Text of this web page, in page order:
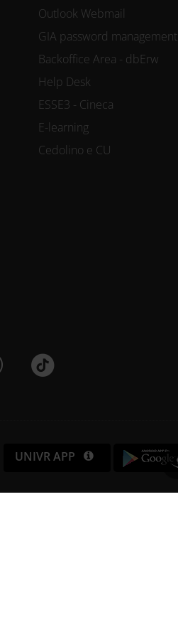
Outlook Webmail
GIA password management
Backoffice Area - dbErw
Help Desk
ESSE3 - Cineca
E-learning
Cedolino e CU
UNIVR APP